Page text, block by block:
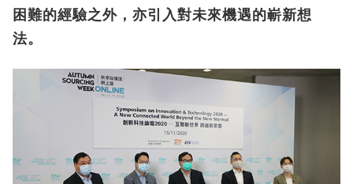
困難的經驗之外，亦引入對未來機遇的嶄新想
法。